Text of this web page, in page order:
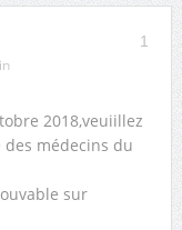
1
2018,veuiillez
médecins du
sur